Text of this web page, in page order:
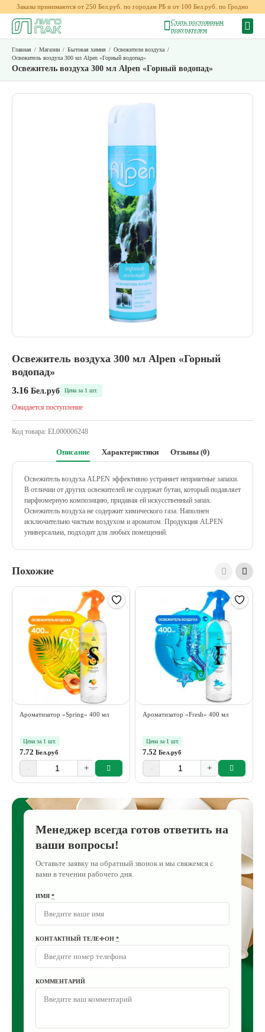
Заказы принимаются от 250 Бел.руб. по городам РБ и от 100 Бел.руб. по Гродно
Стать постоянным
покупателем
Главная / Магазин / Бытовая химия / Освежители воздуха /
Освежитель воздуха 300 мл Alpen «Горный водопад»
Освежитель воздуха 300 мл Alpen «Горный водопад»
Освежитель воздуха 300 мл Alpen «Горный
водопад»
3.16 Бел.руб Цена за 1 шт.
Ожидается поступление
Код товара: EL000006248
Описание Характеристики Отзывы (0)
Освежитель воздуха ALPEN эффективно устраняет неприятные запахи.
В отличии от других освежителей не содержат бутан, который подавляет
парфюмерную композицию, придавая ей искусственный запах.
Освежитель воздуха не содержит химического газа. Наполнен
исключительно чистым воздухом и ароматом. Продукция ALPEN
универсальна, подходит для любых помещений.
Похожие
Ароматизатор «Spring» 400 мл
Цена за 1 шт.
7.72 Бел.руб
- +
Ароматизатор «Fresh» 400 мл
Цена за 1 шт.
7.52 Бел.руб
- +
Менеджер всегда готов ответить на
ваши вопросы!
Оставьте заявку на обратный звонок и мы свяжемся с
вами в течении рабочего дня.
ИМЯ *
КОНТАКТНЫЙ ТЕЛЕФОН *
КОММЕНТАРИЙ